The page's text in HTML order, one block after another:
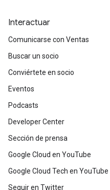
Interactuar
Comunicarse con Ventas
Buscar un socio
Conviértete en socio
Eventos
Podcasts
Developer Center
Sección de prensa
Google Cloud en YouTube
Google Cloud Tech en YouTube
Seguir en Twitter